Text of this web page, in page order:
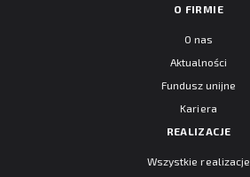
O FIRMIE
O nas
Aktualności
Fundusz unijne
Kariera
REALIZACJE
Wszystkie realizacje